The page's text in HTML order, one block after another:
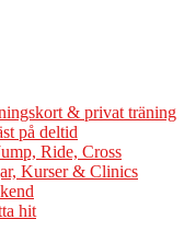
& privat träning
på deltid
Ride, Cross
Kurser & Clinics
hit